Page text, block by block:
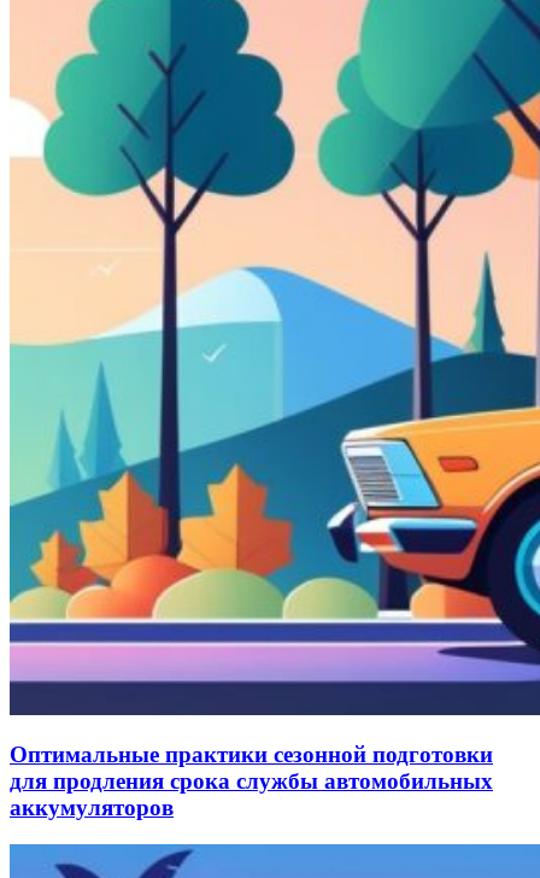
Оптимальные практики сезонной подготовки
для продления срока службы автомобильных
аккумуляторов